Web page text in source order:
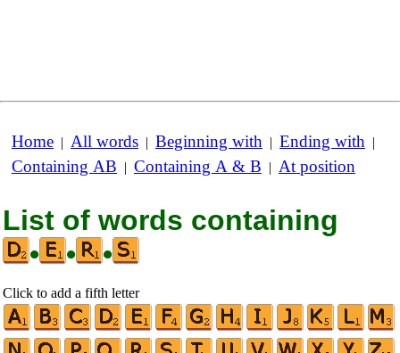
Home | All words | Beginning with | Ending with |
Containing AB | Containing A & B | At position
List of words containing
•
• •
Click to add a fifth letter